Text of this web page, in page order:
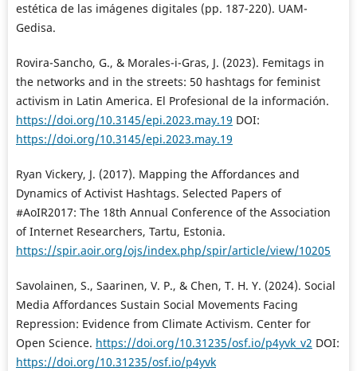
estética de las imágenes digitales (pp. 187-220). UAM-
Gedisa.
Rovira-Sancho, G., & Morales-i-Gras, J. (2023). Femitags in
the networks and in the streets: 50 hashtags for feminist
activism in Latin America. El Profesional de la información.
https://doi.org/10.3145/epi.2023.may.19 DOI:
https://doi.org/10.3145/epi.2023.may.19
Ryan Vickery, J. (2017). Mapping the Affordances and
Dynamics of Activist Hashtags. Selected Papers of
#AoIR2017: The 18th Annual Conference of the Association
of Internet Researchers, Tartu, Estonia.
https://spir.aoir.org/ojs/index.php/spir/article/view/10205
Savolainen, S., Saarinen, V. P., & Chen, T. H. Y. (2024). Social
Media Affordances Sustain Social Movements Facing
Repression: Evidence from Climate Activism. Center for
Open Science. https://doi.org/10.31235/osf.io/p4yvk_v2 DOI:
https://doi.org/10.31235/osf.io/p4yvk